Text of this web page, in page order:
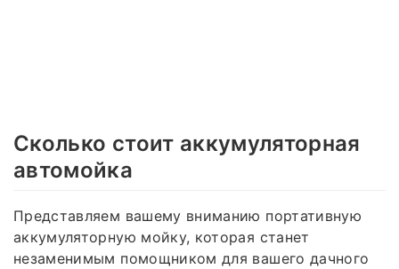
Сколько стоит аккумуляторная
автомойка
Представляем вашему вниманию портативную
аккумуляторную мойку, которая станет
незаменимым помощником для вашего дачного